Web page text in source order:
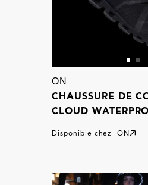
ON
CHAUSSURE DE
CLOUD
Disponible chez ON